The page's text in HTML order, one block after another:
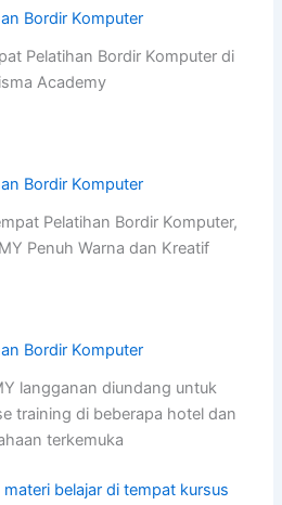
Pelatihan Bordir Komputer di
Academy
Pelatihan Bordir Komputer,
Penuh Warna dan Kreatif
langganan diundang untuk
training di beberapa hotel dan
terkemuka